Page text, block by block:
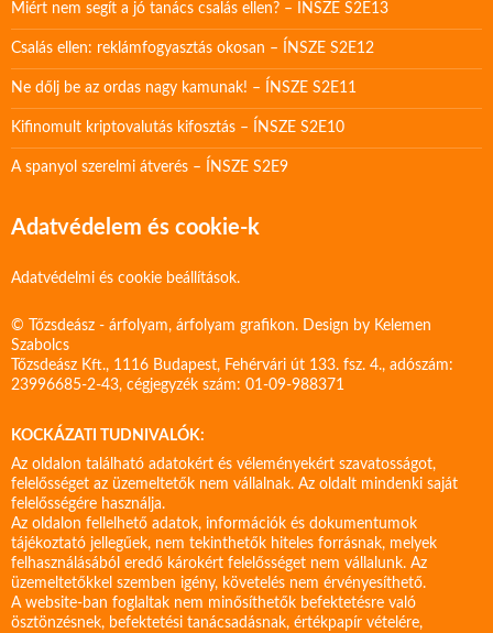
Miért nem segít a jó tanács csalás ellen? – ÍNSZE S2E13
Csalás ellen: reklámfogyasztás okosan – ÍNSZE S2E12
Ne dőlj be az ordas nagy kamunak! – ÍNSZE S2E11
Kifinomult kriptovalutás kifosztás – ÍNSZE S2E10
A spanyol szerelmi átverés – ÍNSZE S2E9
Adatvédelem és cookie-k
Adatvédelmi és cookie beállítások.
© Tőzsdeász - árfolyam, árfolyam grafikon. Design by Kelemen
Szabolcs
Tőzsdeász Kft., 1116 Budapest, Fehérvári út 133. fsz. 4., adószám:
23996685-2-43, cégjegyzék szám: 01-09-988371
KOCKÁZATI TUDNIVALÓK:
Az oldalon található adatokért és véleményekért szavatosságot,
felelősséget az üzemeltetők nem vállalnak. Az oldalt mindenki saját
felelősségére használja.
Az oldalon fellelhető adatok, információk és dokumentumok
tájékoztató jellegűek, nem tekinthetők hiteles forrásnak, melyek
felhasználásából eredő károkért felelősséget nem vállalunk. Az
üzemeltetőkkel szemben igény, követelés nem érvényesíthető.
A website-ban foglaltak nem minősíthetők befektetésre való
ösztönzésnek, befektetési tanácsadásnak, értékpapír vételére,